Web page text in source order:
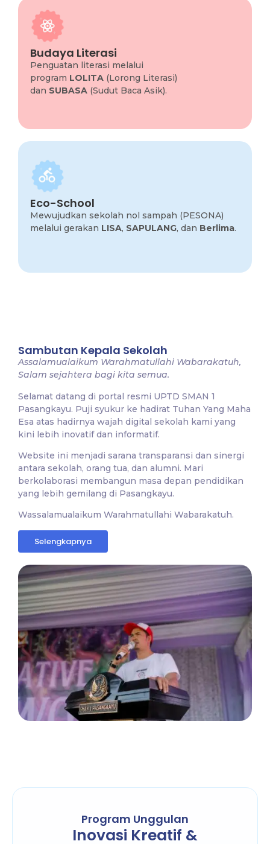
Budaya Literasi
Penguatan literasi melalui
program LOLITA (Lorong Literasi)
dan SUBASA (Sudut Baca Asik).
Penguatan literasi melalui
LOLITA
(Lorong Literasi)
Eco-School
Mewujudkan sekolah nol sampah (PESONA)
melalui gerakan LISA, SAPULANG, dan Berlima.
Mewujudkan sekolah nol sampah (PESONA)
melalui gerakan
SAPULANG
, dan
Berlima
.
Sambutan Kepala Sekolah
Assalamualaikum Warahmatullahi Wabarakatuh,
Salam sejahtera bagi kita semua.
Selamat datang di portal resmi UPTD SMAN 1
Pasangkayu. Puji syukur ke hadirat Tuhan Yang Maha
Esa atas hadirnya wajah digital sekolah kami yang
kini lebih inovatif dan informatif.
Website ini menjadi sarana transparansi dan sinergi
antara sekolah, orang tua, dan alumni. Mari
berkolaborasi membangun masa depan pendidikan
yang lebih gemilang di Pasangkayu.
Wassalamualaikum Warahmatullahi Wabarakatuh.
Selengkapnya
Program Unggulan
Inovasi Kreatif &